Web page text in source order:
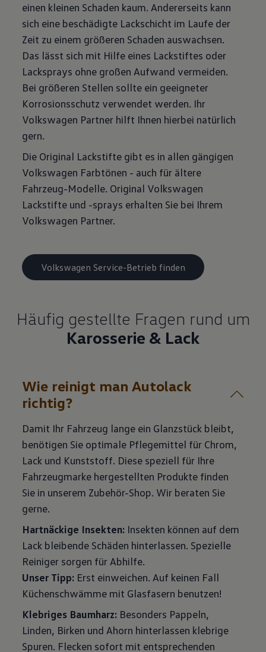
einen kleinen Schaden kaum. Andererseits kann
sich eine beschädigte Lackschicht im Laufe der
Zeit zu einem größeren Schaden auswachsen.
Das lässt sich mit Hilfe eines Lackstiftes oder
Lacksprays ohne großen Aufwand vermeiden.
Bei größeren Stellen sollte ein geeigneter
Korrosionsschutz verwendet werden. Ihr
Volkswagen Partner hilft Ihnen hierbei natürlich
gern.
Die Original Lackstifte gibt es in allen gängigen
Volkswagen Farbtönen - auch für ältere
Fahrzeug-Modelle. Original Volkswagen
Lackstifte und -sprays erhalten Sie bei Ihrem
Volkswagen Partner.
Volkswagen Service-Betrieb finden
Häufig gestellte Fragen rund um
Karosserie & Lack
Wie reinigt man Autolack
richtig?
Damit Ihr Fahrzeug lange ein Glanzstück bleibt,
benötigen Sie optimale Pflegemittel für Chrom,
Lack und Kunststoff. Diese speziell für Ihre
Fahrzeugmarke hergestellten Produkte finden
Sie in unserem Zubehör-Shop. Wir beraten Sie
gerne.
Hartnäckige Insekten: Insekten können auf dem
Lack bleibende Schäden hinterlassen. Spezielle
Unser Tipp: Erst einweichen. Auf keinen Fall
Küchenschwämme mit Glasfasern benutzen!
Klebriges Baumharz: Besonders Pappeln,
Linden, Birken und Ahorn hinterlassen klebrige
Spuren. Flecken sofort mit entsprechenden